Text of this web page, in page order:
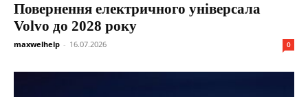
Повернення електричного універсала
Volvo до 2028 року
maxwelhelp - 16.07.2026 0